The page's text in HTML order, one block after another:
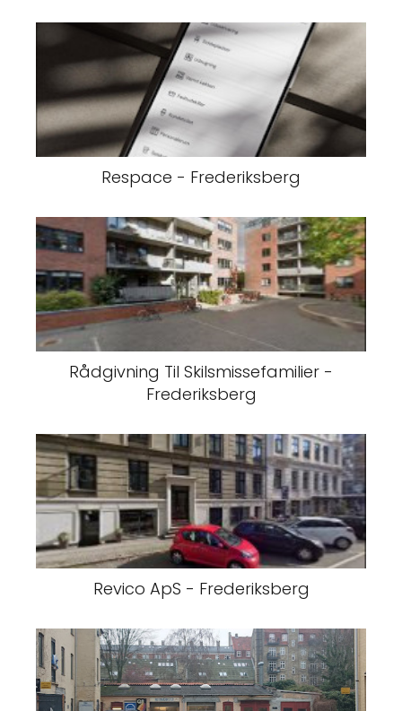
Respace - Frederiksberg
Rådgivning Til Skilsmissefamilier -
Frederiksberg
Revico ApS - Frederiksberg